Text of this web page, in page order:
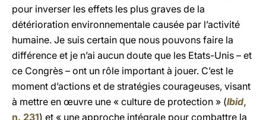
pour inverser les effets les plus graves de la
détérioration environnementale causée par l’activité
humaine. Je suis certain que nous pouvons faire la
différence et je n’ai aucun doute que les Etats-Unis – et
ce Congrès – ont un rôle important à jouer. C’est le
moment d’actions et de stratégies courageuses, visant
à mettre en œuvre une « culture de protection » (Ibid,
n. 231) et « une approche intégrale pour combattre la